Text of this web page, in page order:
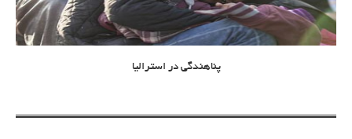
پناهندگی در استرالیا